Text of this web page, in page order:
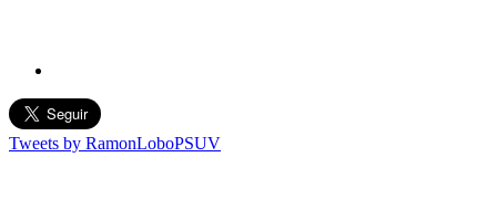
Tweets by RamonLoboPSUV